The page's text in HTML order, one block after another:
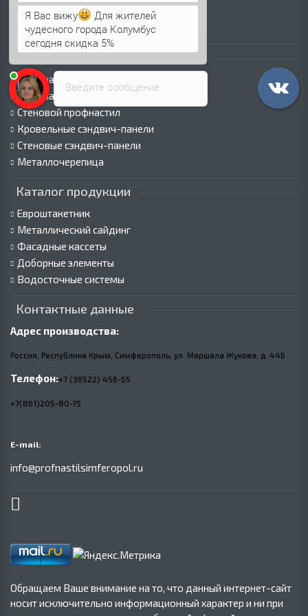
Оплата
Пресс-центр
Каталог продукции
Профнастил для крыши
Профнастил для забора
Стеновой профнастил
Кровельные сэндвич-панели
Стеновые сэндвич-панели
Металлочерепица
Каталог продукции
Евроштакетник
Металлический сайдинг
Фасадные кассеты
Доборные элементы
Водосточные системы
Контактные данные
Адрес производства:
Россия, Республика Крым, Симферополь, ул. Маршала Жукова, д. 44Б
Телефон:+7 (36522) 456-55
+7(861)205-80-75
E-mail:
info@profnastilsimferopol.ru
Обращаем Ваше внимание на то, что данный интернет-сайт
носит исключительно информационный характер и ни при
Введите сообщение
Я Вас вижу
Для жителей
чудесного города Колумбус
сегодня скидка 5%